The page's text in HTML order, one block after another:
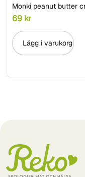
Monki peanut butter
69 kr
Lägg i varukorg